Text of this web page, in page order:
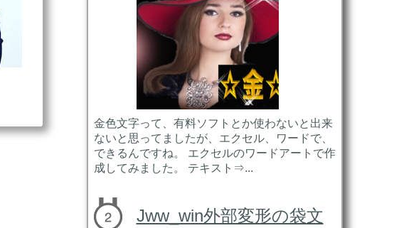
金色文字って、有料ソフトとか使わないと出来
ないと思ってましたが、エクセル、ワードで、
できるんですね。 エクセルのワードアートで作
成してみました。 テキスト⇒...
Jww_win外部変形の袋文